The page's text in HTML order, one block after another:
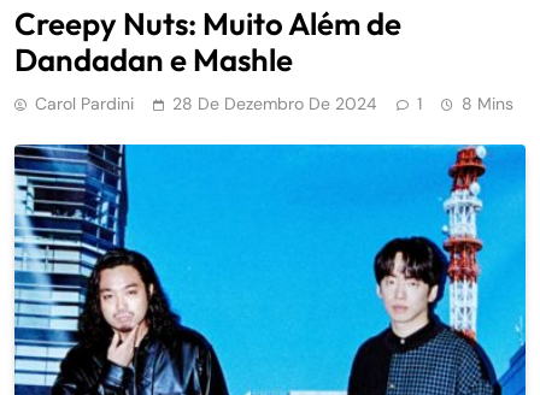
Creepy Nuts: Muito Além de
Dandadan e Mashle
Carol Pardini 28 De Dezembro De 2024 1 8 Mins